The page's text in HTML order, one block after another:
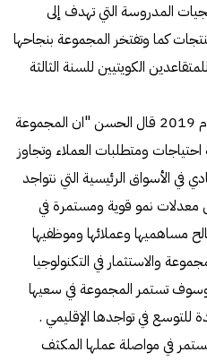
المدروسة التي تهدف إلى
كما وتفتخر المجموعة بنجاحها
الكويتيين للسنة الثالثة
وعلى صعيد تطلعات المجموعة لعام 2019 قال الحسن "ان المجموعة
ومتطلبات العملاء وتجاوز
في الأسواق الرئيسية التي نتواجد
معدلات نمو قوية ومستمرة في
مساهميها وعملائها وموظفيها
والاستثمار في التكنولوجيا
وسوف تستمر المجموعة في سعيها
للتوسع في تواجدها الإقليمي .
في مواصلة عملها المكثف